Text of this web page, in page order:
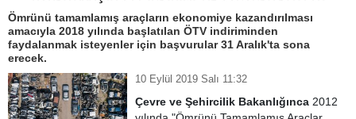
Ömrünü tamamlamış araçların ekonomiye kazandırılması
amacıyla 2018 yılında başlatılan ÖTV indiriminden
faydalanmak isteyenler için başvurular 31 Aralık'ta sona
erecek.
10 Eylül 2019 Salı 11:32
Çevre ve Şehircilik Bakanlığınca 2012